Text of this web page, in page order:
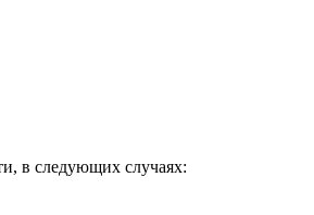
в следующих случаях: